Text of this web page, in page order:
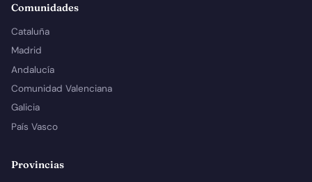
Comunidades
Cataluña
Madrid
Andalucía
Comunidad Valenciana
Galicia
País Vasco
Provincias